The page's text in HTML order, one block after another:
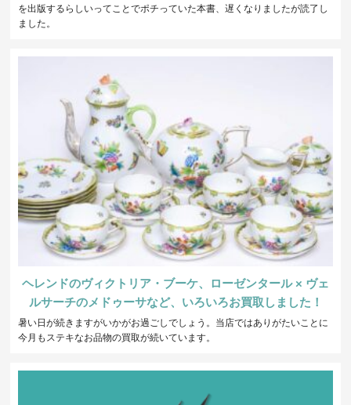
を出版するらしいってことでポチっていた本書、遅くなりましたが読了し
ました。
ヘレンドのヴィクトリア・ブーケ、ローゼンタール × ヴェ
ルサーチのメドゥーサなど、いろいろお買取しました！
暑い日が続きますがいかがお過ごしでしょう。当店ではありがたいことに
今月もステキなお品物の買取が続いています。